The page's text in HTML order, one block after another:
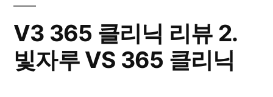
V3 365 클리닉 리뷰 2.
빛자루 VS 365 클리닉